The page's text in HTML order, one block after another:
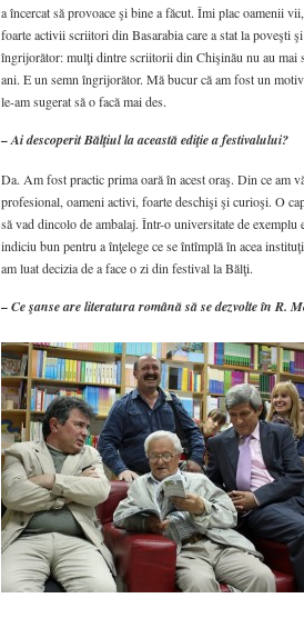
a încercat să provoace şi bine a făcut. Îmi plac oamenii
foarte activii scriitori din Basarabia care a stat la poveşti
îngrijorător: mulţi dintre scriitorii din Chişinău nu au mai
ani. E un semn îngrijorător. Mă bucur că am fost un
le-am sugerat să o facă mai des.
– Ai descoperit Bălţiul la această ediţie a festivalului?
Da. Am fost practic prima oară în acest oraş. Din ce am
profesional, oameni activi, foarte deschişi şi curioşi. O
să vad dincolo de ambalaj. Într-o universitate de
indiciu bun pentru a înţelege ce se întîmplă în acea
am luat decizia de a face o zi din festival la Bălţi.
– Ce şanse are literatura română să se dezvolte în R.